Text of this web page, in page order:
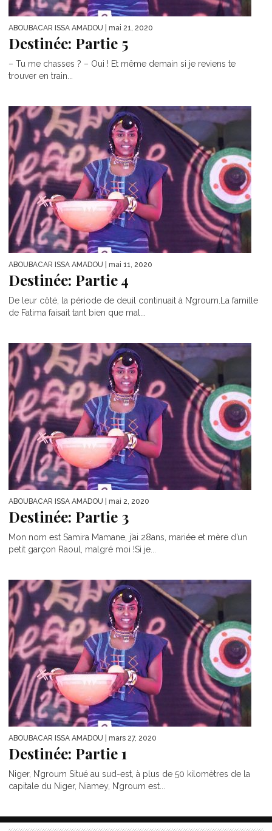
ABOUBACAR ISSA AMADOU | mai 21, 2020
Destinée: Partie 5
– Tu me chasses ? – Oui ! Et même demain si je reviens te
trouver en train...
ABOUBACAR ISSA AMADOU | mai 11, 2020
Destinée: Partie 4
De leur côté, la période de deuil continuait à N’groum.La famille
de Fatima faisait tant bien que mal...
ABOUBACAR ISSA AMADOU | mai 2, 2020
Destinée: Partie 3
Mon nom est Samira Mamane, j’ai 28ans, mariée et mère d’un
petit garçon Raoul, malgré moi !Si je...
ABOUBACAR ISSA AMADOU | mars 27, 2020
Destinée: Partie 1
Niger, N’groum Situé au sud-est, à plus de 50 kilomètres de la
capitale du Niger, Niamey, N’groum est...